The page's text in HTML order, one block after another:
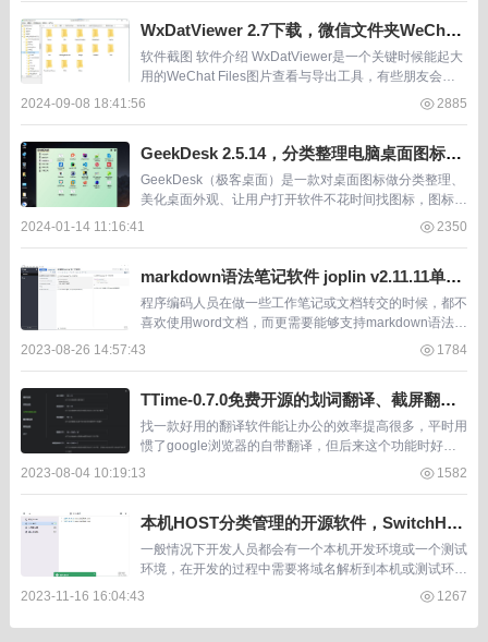
WxDatViewer 2.7下载，微信文件夹WeChat
Files图片查看批量导出工具
软件截图 软件介绍 WxDatViewer是一个关键时候能起大
用的WeChat Files图片查看与导出工具，有些朋友会在
必要的时候备份复制WeChat Files，比如重装。 可惜里
2024-09-08 18:41:56 2885
GeekDesk 2.5.14，分类整理电脑桌面图标的
开源软件，强迫症必备，极客办公桌
GeekDesk（极客桌面）是一款对桌面图标做分类整理、
美化桌面外观、让用户打开软件不花时间找图标，图标整
洁有序心情好。 电脑桌面图标越多，电脑桌面图标越
2024-01-14 11:16:41 2350
markdown语法笔记软件 joplin v2.11.11单文
件便携版，开源特别适合程序员使用
程序编码人员在做一些工作笔记或文档转交的时候，都不
喜欢使用word文档，而更需要能够支持markdown语法的
文档文本。 这样能够更好的展示代码部分，这类笔记工
2023-08-26 14:57:43 1784
TTime-0.7.0免费开源的划词翻译、截屏翻
译、输入翻译工具软件
找一款好用的翻译软件能让办公的效率提高很多，平时用
惯了google浏览器的自带翻译，但后来这个功能时好时
坏的，替代google浏览器自带翻译的工具必须备一款。
2023-08-04 10:19:13 1582
本机HOST分类管理的开源软件，SwitchHos
ts开发必备
一般情况下开发人员都会有一个本机开发环境或一个测试
环境，在开发的过程中需要将域名解析到本机或测试环境
的IP上，以达到即使预览开发代码的效果。 这样的域名
解析往往是通过修改本机的HOST文件实现，Sw...
2023-11-16 16:04:43 1267